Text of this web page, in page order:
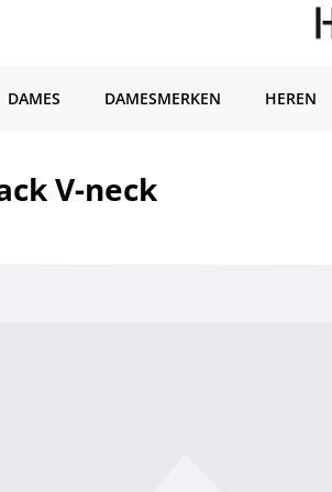
DAMES DAMESMERKEN HEREN
V-neck